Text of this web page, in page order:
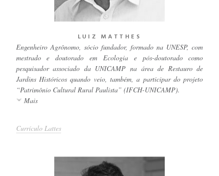
LUIZ MATTHES
Engenheiro Agrônomo, sócio fundador, formado na UNESP, com
mestrado e doutorado em Ecologia e pós-doutorado como
pesquisador associado da UNICAMP na área de Restauro de
Jardins Históricos quando veio, também, a participar do projeto
“Patrimônio Cultural Rural Paulista” (IFCH-UNICAMP).
Mais
Currículo Lattes